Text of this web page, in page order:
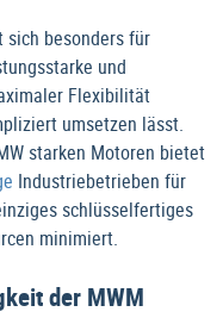
sich besonders für
und
Flexibilität
umsetzen lässt.
starken Motoren bietet
Industriebetrieben für
schlüsselfertiges
minimiert.
der MWM